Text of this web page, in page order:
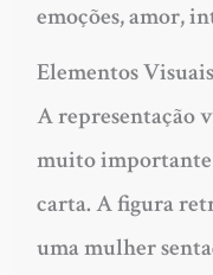
emoções, amor,
Elementos Visuais
A representação
muito importante
carta. A figura
uma mulher